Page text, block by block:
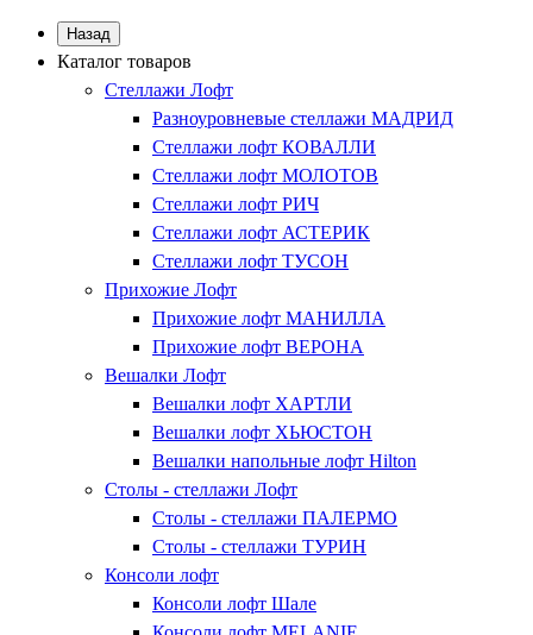
Назад
Каталог товаров
Стеллажи Лофт
Разноуровневые стеллажи МАДРИД
Стеллажи лофт КОВАЛЛИ
Стеллажи лофт МОЛОТОВ
Стеллажи лофт РИЧ
Стеллажи лофт АСТЕРИК
Стеллажи лофт ТУСОН
Прихожие Лофт
Прихожие лофт МАНИЛЛА
Прихожие лофт ВЕРОНА
Вешалки Лофт
Вешалки лофт ХАРТЛИ
Вешалки лофт ХЬЮСТОН
Вешалки напольные лофт Hilton
Столы - стеллажи Лофт
Столы - стеллажи ПАЛЕРМО
Столы - стеллажи ТУРИН
Консоли лофт
Консоли лофт Шале